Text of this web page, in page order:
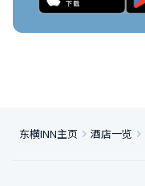
东横INN主页 酒店一览